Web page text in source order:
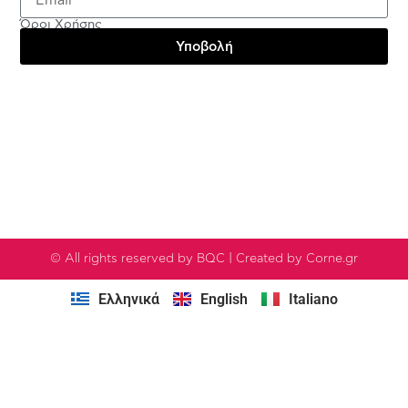
Όροι Χρήσης
Υποβολή
© All rights reserved by BQC | Created by Corne.gr
Ελληνικά English Italiano